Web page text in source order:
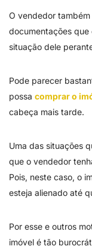
O vendedor
documentações que
situação dele
Pode parecer
possa comprar o
cabeça mais tarde.
Uma das situações
que o vendedor
Pois, neste caso, o
esteja alienado até
Por esse e outros
imóvel é tão